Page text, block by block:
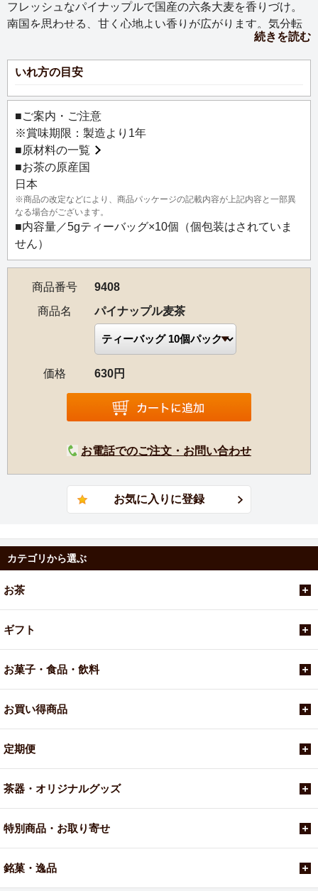
フレッシュなパイナップルで国産の六条大麦を香りづけ。
南国を思わせる、甘く心地よい香りが広がります。気分転
続きを読む
いれ方の目安
■ご案内・ご注意
※賞味期限：製造より1年
■原材料の一覧
■お茶の原産国
日本
※商品の改定などにより、商品パッケージの記載内容が上記内容と一部異
なる場合がございます。
■内容量／5gティーバッグ×10個（個包装はされていま
せん）
商品番号
9408
商品名
パイナップル麦茶
価格 630円
お電話でのご注文・お問い合わせ
カテゴリから選ぶ
お茶
ギフト
お菓子・食品・飲料
お買い得商品
定期便
茶器・オリジナルグッズ
特別商品・お取り寄せ
銘菓・逸品